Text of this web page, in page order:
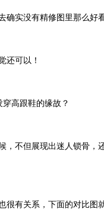
确实没有精修图里那么好
还可以！
高跟鞋的缘故？
，不但展现出迷人锁骨
很有关系，下面的对比图